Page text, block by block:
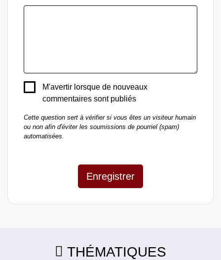
M'avertir lorsque de nouveaux
commentaires sont publiés
Cette question sert à vérifier si vous êtes un visiteur humain
ou non afin d'éviter les soumissions de pourriel (spam)
automatisées.
THÉMATIQUES